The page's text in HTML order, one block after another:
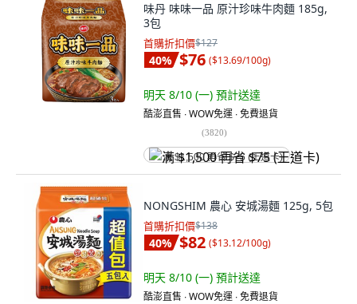
味丹 味味一品 原汁珍味牛肉麵 185g,
3包
首購折扣價$127
40% $76 ($13.69/100g)
明天 8/10 (一) 預計送達
酷澎直售 ∙ WOW免運 ∙ 免費退貨
(3820)
满 $1,500 再省 $75 (王道卡)
NONGSHIM 農心 安城湯麵 125g, 5包
首購折扣價$138
40% $82 ($13.12/100g)
明天 8/10 (一) 預計送達
酷澎直售 ∙ WOW免運 ∙ 免費退貨